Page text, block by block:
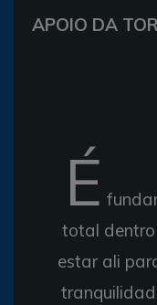
APOIO DA
É
total
estar ali